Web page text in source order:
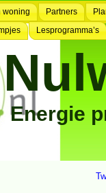
woning Partners
Lesprogramma’s
Energie